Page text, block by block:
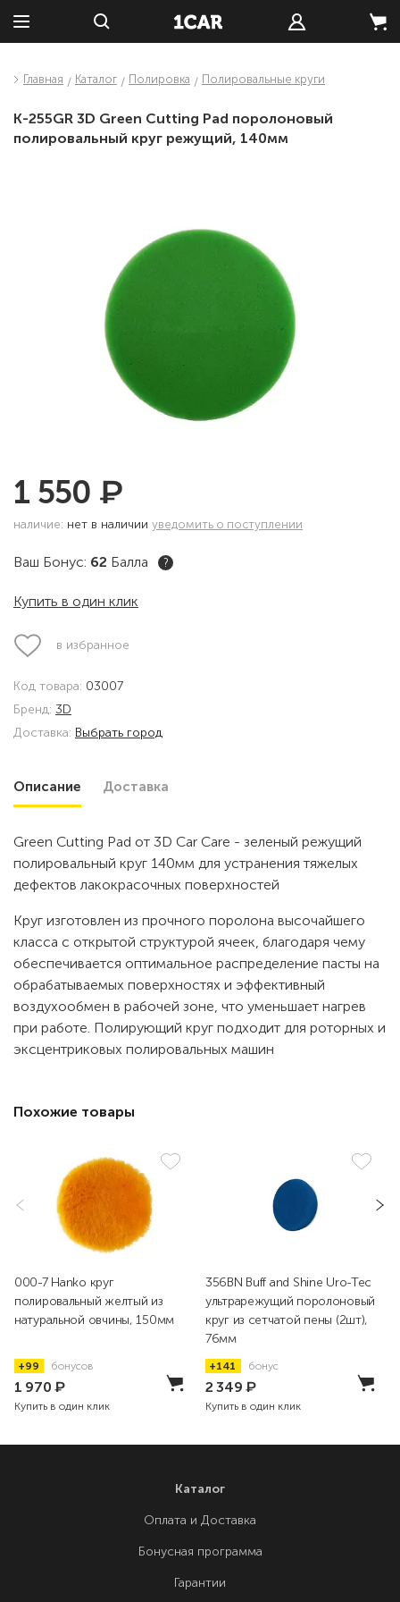
Главная Каталог Полировка Полировальные круги
K-255GR 3D Green Cutting Pad поролоновый
полировальный круг режущий, 140мм
1 550 ₽
наличие: нет в наличии уведомить о поступлении
Ваш Бонус: 62 Балла ?
Купить в один клик
в избранное
Код товара: 03007
Бренд: 3D
Доставка: Выбрать город
Описание Доставка
Green Cutting Pad от 3D Car Care - зеленый режущий
полировальный круг 140мм для устранения тяжелых
дефектов лакокрасочных поверхностей
Круг изготовлен из прочного поролона высочайшего
класса с открытой структурой ячеек, благодаря чему
обеспечивается оптимальное распределение пасты на
обрабатываемых поверхностях и эффективный
воздухообмен в рабочей зоне, что уменьшает нагрев
при работе. Полирующий круг подходит для роторных и
эксцентриковых полировальных машин
Похожие товары
000-7 Hanko круг
полировальный желтый из
натуральной овчины, 150мм
+99 бонусов
1 970₽
Купить в один клик
356BN Buff and Shine Uro-Tec
ультрарежущий поролоновый
круг из сетчатой пены (2шт),
76мм
+141 бонус
2 349₽
Купить в один клик
Каталог
Оплата и Доставка
Бонусная программа
Гарантии